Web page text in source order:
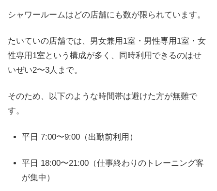
シャワールームはどの店舗にも数が限られています。
たいていの店舗では、男女兼用1室・男性専用1室・女
性専用1室という構成が多く、同時利用できるのはせ
いぜい2〜3人まで。
そのため、以下のような時間帯は避けた方が無難で
す。
平日 7:00〜9:00（出勤前利用）
平日 18:00〜21:00（仕事終わりのトレーニング客
が集中）